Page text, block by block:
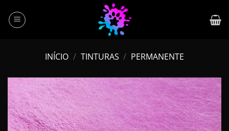
content
INÍCIO / TINTURAS / PERMANENTE